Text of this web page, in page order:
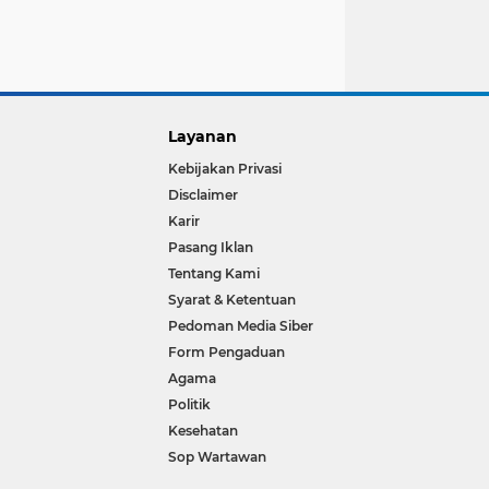
Layanan
Kebijakan Privasi
Disclaimer
Karir
Pasang Iklan
Tentang Kami
Syarat & Ketentuan
Pedoman Media Siber
Form Pengaduan
Agama
Politik
Kesehatan
Sop Wartawan